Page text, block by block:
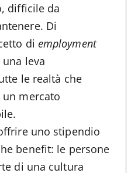
difficile da
Di
di employment
leva
le realtà che
mercato
uno stipendio
benefit: le persone
di una cultura